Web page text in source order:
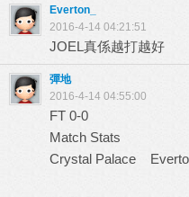
Everton_
2016-4-14 04:21:51
JOEL真係越打越好
彈地
2016-4-14 04:55:00
FT 0-0
Match Stats
Crystal Palace